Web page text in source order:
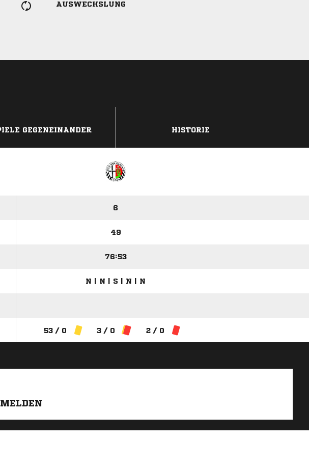
AUSWECHSLUNG
GEGENEINANDER HISTORIE
6
49
76:53
N | N | S | N | N
53 / 0 3 / 0 2 / 0